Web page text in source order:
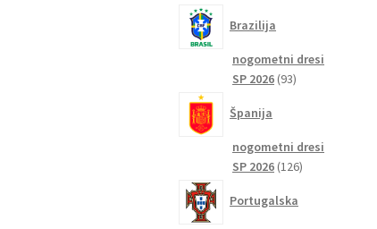
Brazilija
nogometni dresi
SP 2026 9393
Španija
nogometni dresi
SP 2026 126126
Portugalska